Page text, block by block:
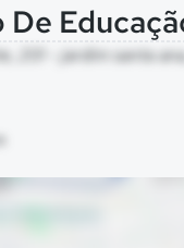
201 - jardim santa